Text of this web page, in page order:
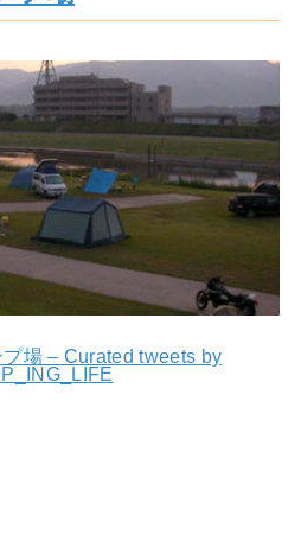
場 – Curated tweets by